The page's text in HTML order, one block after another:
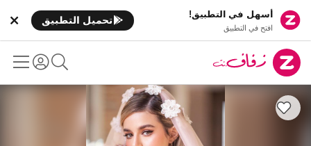
أسهل في التطبيق!
افتح في التطبيق
تحميل التطبيق